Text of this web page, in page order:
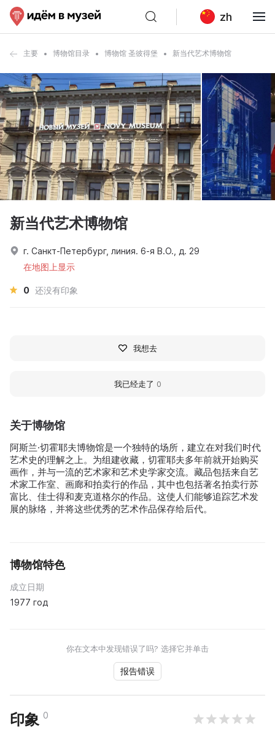
zh
主要 博物馆目录 博物馆 圣彼得堡 新当代艺术博物馆
关于博物馆
阿斯兰·切霍耶夫博物馆是一个独特的场所，建立在对我们时代
艺术史的理解之上。为组建收藏，切霍耶夫多年前就开始购买
画作，并与一流的艺术家和艺术史学家交流。藏品包括来自艺
术家工作室、画廊和拍卖行的作品，其中也包括著名拍卖行苏
富比、佳士得和麦克道格尔的作品。这使人们能够追踪艺术发
展的脉络，并将这些优秀的艺术作品保存给后代。
博物馆特色
成立日期
1977 год
你在文本中发现错误了吗? 选择它并单击
报告错误
印象 0
新当代艺术博物馆
г. Санкт-Петербург, линия. 6-я В.О., д. 29
在地图上显示
0 还没有印象
我想去
我已经走了 0